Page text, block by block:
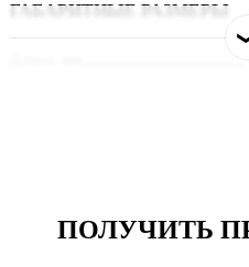
ГАБАРИТНЫЕ РАЗМЕРЫ
ПОЛУЧИТЬ